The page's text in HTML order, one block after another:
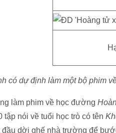
có dự định làm một bộ phim
làm phim về học đường
tập nói về tuổi học trò có tên
đầu dời ghế nhà trường để